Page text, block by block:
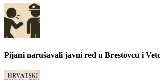
Pijani narušavali javni red u Brestovcu i